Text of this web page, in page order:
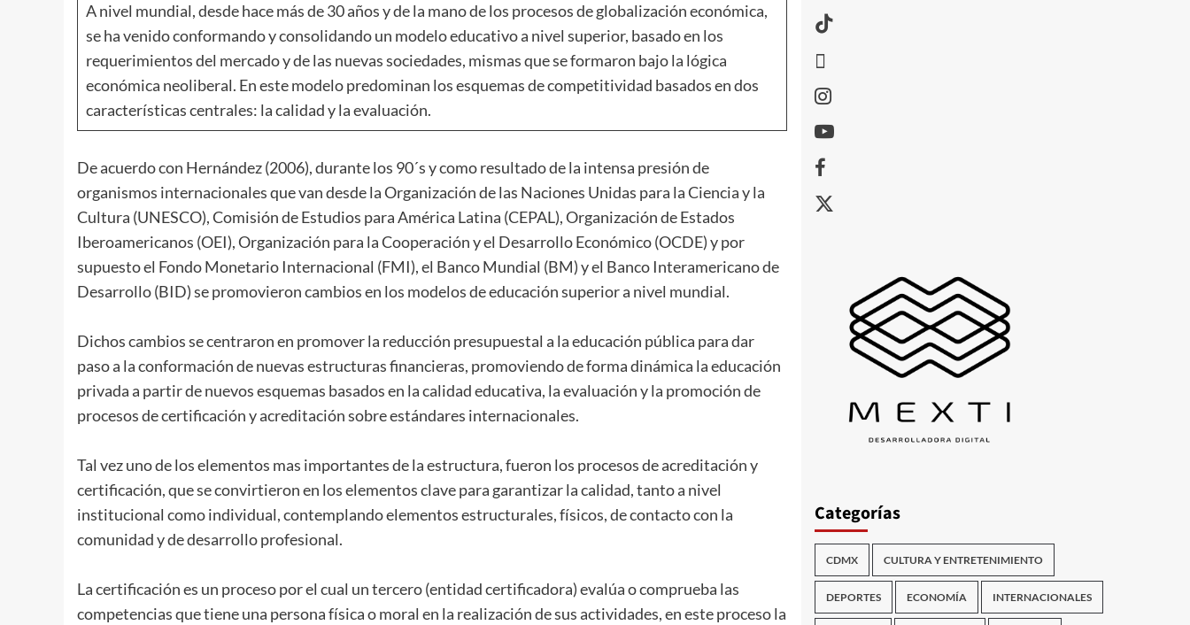
A nivel mundial, desde hace más de 30 años y de la mano de los procesos de globalización económica,
se ha venido conformando y consolidando un modelo educativo a nivel superior, basado en los
requerimientos del mercado y de las nuevas sociedades, mismas que se formaron bajo la lógica
económica neoliberal. En este modelo predominan los esquemas de competitividad basados en dos
características centrales: la calidad y la evaluación.
De acuerdo con Hernández (2006), durante los 90´s y como resultado de la intensa presión de
organismos internacionales que van desde la Organización de las Naciones Unidas para la Ciencia y la
Cultura (UNESCO), Comisión de Estudios para América Latina (CEPAL), Organización de Estados
Iberoamericanos (OEI), Organización para la Cooperación y el Desarrollo Económico (OCDE) y por
supuesto el Fondo Monetario Internacional (FMI), el Banco Mundial (BM) y el Banco Interamericano de
Desarrollo (BID) se promovieron cambios en los modelos de educación superior a nivel mundial.
Dichos cambios se centraron en promover la reducción presupuestal a la educación pública para dar
paso a la conformación de nuevas estructuras financieras, promoviendo de forma dinámica la educación
privada a partir de nuevos esquemas basados en la calidad educativa, la evaluación y la promoción de
procesos de certificación y acreditación sobre estándares internacionales.
Tal vez uno de los elementos mas importantes de la estructura, fueron los procesos de acreditación y
certificación, que se convirtieron en los elementos clave para garantizar la calidad, tanto a nivel
institucional como individual, contemplando elementos estructurales, físicos, de contacto con la
comunidad y de desarrollo profesional.
La certificación es un proceso por el cual un tercero (entidad certificadora) evalúa o comprueba las
competencias que tiene una persona física o moral en la realización de sus actividades, en este proceso la
TikTok
Instagram
Youtube
Facebook
X
Categorías
CDMX CULTURA Y ENTRETENIMIENTO
DEPORTES ECONOMÍA INTERNACIONALES